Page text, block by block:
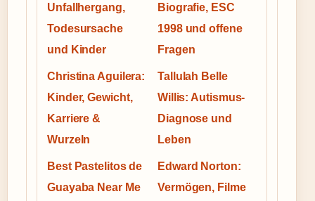
Unfallhergang,
Todesursache
und Kinder
Biografie, ESC
1998 und offene
Fragen
Christina Aguilera:
Kinder, Gewicht,
Karriere &
Wurzeln
Tallulah Belle
Willis: Autismus-
Diagnose und
Leben
Best Pastelitos de
Guayaba Near Me
Edward Norton:
Vermögen, Filme